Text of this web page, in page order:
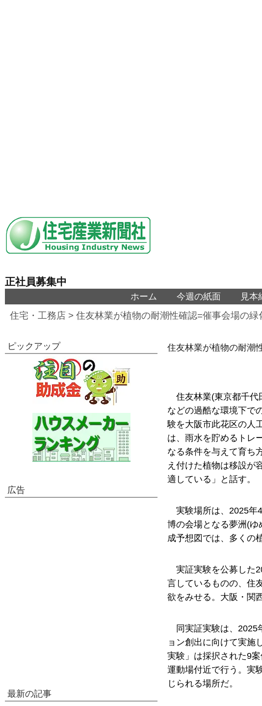
正社員募集中
ホーム 今週の紙面 見本
住宅・工務店 > 住友林業が植物の耐潮性確認=催事会場の
住友林業が植物の耐潮
住友林業(東京都千
などの過酷な環境下で
験を大阪市此花区の人
は、雨水を貯めるトレ
なる条件を与えて育ち
え付けた植物は移設が
適している」と話す。
実験場所は、2025年
博の会場となる夢洲(
成予想図では、多くの
実証実験を公募した
言しているものの、住
欲をみせる。大阪・関
同実証実験は、
ョン創出に向けて実施
実験」は採択された9
運動場付近で行う。実
じられる場所だ。
ピックアップ
広告
最新の記事